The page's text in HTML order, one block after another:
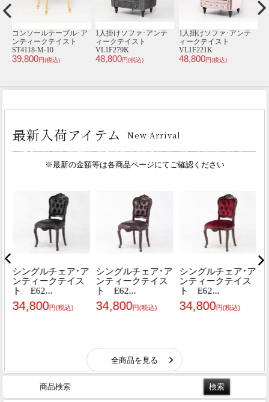
カフェテーブル･アンテ
ィークテイスト E4227-
RN-18
29,800円(税込)
1人掛けソファ･アンテ
ィークテイスト
VL1P114K
48,800円(税込)
カウチソファ･アンティ
ークテイスト VKP65K
79,800円(税込)
商品検索